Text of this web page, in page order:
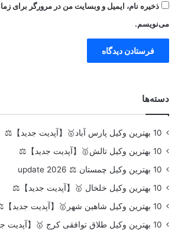
ذخیره نام، ایمیل و وبسایت من در مرورگر برای
می‌نویسم.
دسته‌ها
10 بهترین وکیل پارس آباد🥇【آپدیت جدید】⚖️
10 بهترین وکیل تالش🥇【آپدیت جدید】⚖️
10 بهترین وکیل چمستان ⚖️ update 2026
10 بهترین وکیل خلخال 🥇【آپدیت جدید】⚖️
10 بهترین وکیل شاهین شهر🥇【آپدیت جدید】⚖️
10 بهترین وکیل طلاق توافقی کرج 🥇【آپدیت جدید】⚖️